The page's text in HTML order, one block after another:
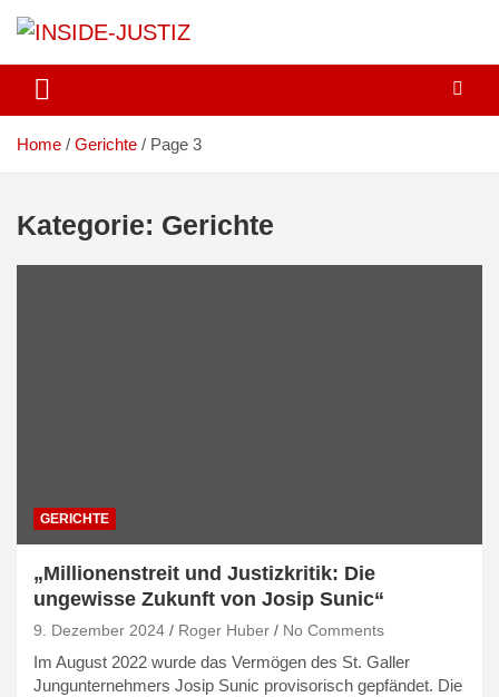
INSIDE-JUSTIZ
Home Gerichte Page 3
Kategorie: Gerichte
GERICHTE
„Millionenstreit und Justizkritik: Die
ungewisse Zukunft von Josip Sunic“
9. Dezember 2024 Roger Huber No Comments
Im August 2022 wurde das Vermögen des St. Galler
Jungunternehmers Josip Sunic provisorisch gepfändet. Die